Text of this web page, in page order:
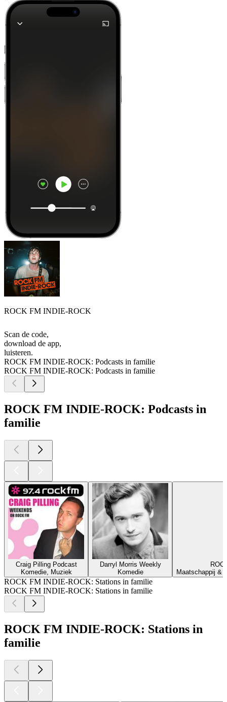
ROCK FM INDIE-ROCK
Scan de code,
download de app,
luisteren.
ROCK FM INDIE-ROCK: Podcasts in familie
ROCK FM INDIE-ROCK: Podcasts in familie
ROCK FM INDIE-ROCK: Podcasts in
familie
Craig Pilling Podcast
Komedie, Muziek
Darryl Morris Weekly
Komedie
Maatschappij &
ROCK FM INDIE-ROCK: Stations in familie
ROCK FM INDIE-ROCK: Stations in familie
ROCK FM INDIE-ROCK: Stations in
familie